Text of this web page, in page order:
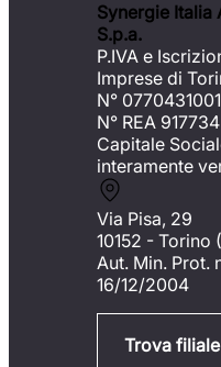
Synergie Italia
S.p.a.
P.IVA e
Imprese di
N°
N° REA 917734
Capitale
interamente
Via Pisa, 29
10152 - Torino
Aut. Min. Prot.
16/12/2004
Trova filiale